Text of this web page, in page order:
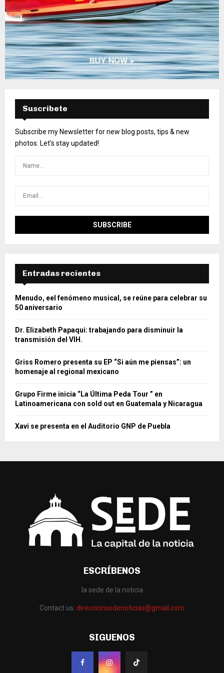
Suscribete
Subscribe my Newsletter for new blog posts, tips & new
photos. Let's stay updated!
Entradas recientes
Menudo, eel fenómeno musical, se reúne para celebrar su
50 aniversario
Dr. Elizabeth Papaqui: trabajando para disminuir la
transmisión del VIH.
Griss Romero presenta su EP “Si aún me piensas”: un
homenaje al regional mexicano
Grupo Firme inicia “La Última Peda Tour ” en
Latinoamericana con sold out en Guatemala y Nicaragua
Xavi se presenta en el Auditorio GNP de Puebla
ESCRÍBENOS
la sede de la noticia
Contact us: direccionsedenoticias@gmail.com
SIGUENOS